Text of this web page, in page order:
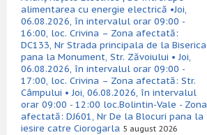
alimentarea cu energie electrică •Joi,
06.08.2026, în intervalul orar 09:00 -
16:00, loc. Crivina – Zona afectată:
DC133, Nr Strada principala de la Biserica
pana la Monument, Str. Zăvoiului • Joi,
06.08.2026, în intervalul orar 09:00 -
17:00, loc. Crivina – Zona afectată: Str.
Câmpului • Joi, 06.08.2026, în intervalul
orar 09:00 - 12:00 loc.Bolintin-Vale - Zona
afectată: DJ601, Nr De la Blocuri pana la
iesire catre Ciorogarla 5 august 2026